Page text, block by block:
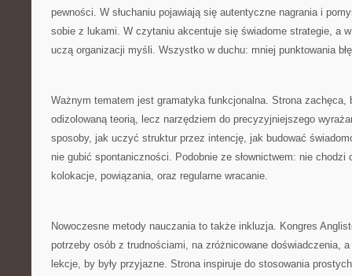
pewności. W słuchaniu pojawiają się autentyczne nagrania i
sobie z lukami. W czytaniu akcentuje się świadome strategie, a
uczą organizacji myśli. Wszystko w duchu: mniej punktowania
Ważnym tematem jest gramatyka funkcjonalna. Strona zachęca,
odizolowaną teorią, lecz narzędziem do precyzyjniejszego
sposoby, jak uczyć struktur przez intencję, jak budować
nie gubić spontaniczności. Podobnie ze słownictwem: nie chodzi
kolokacje, powiązania, oraz regularne wracanie.
Nowoczesne metody nauczania to także inkluzja. Kongres
potrzeby osób z trudnościami, na zróżnicowane doświadczenia,
lekcje, by były przyjazne. Strona inspiruje do stosowania